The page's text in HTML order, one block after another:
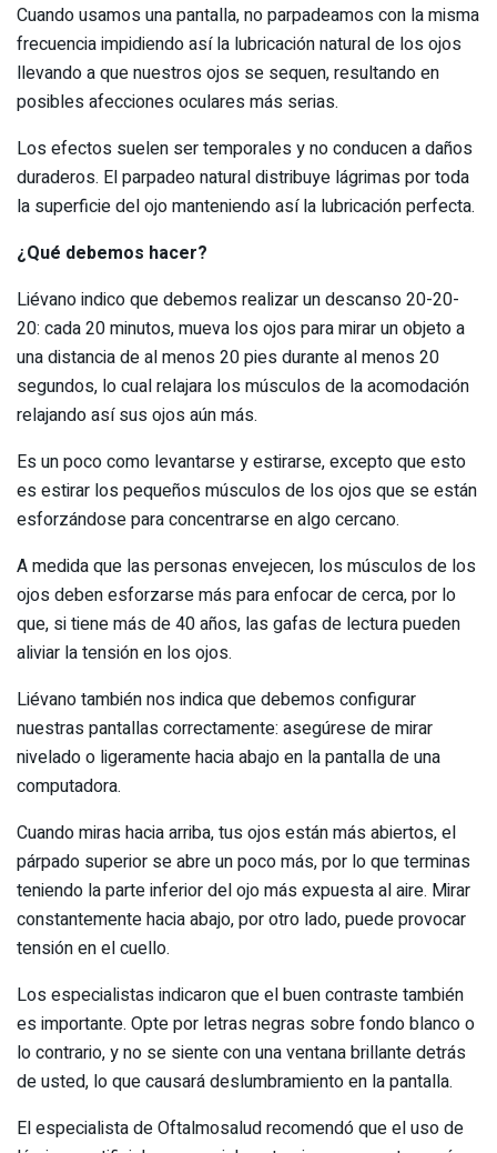
Cuando usamos una pantalla, no parpadeamos con la misma
frecuencia impidiendo así la lubricación natural de los ojos
llevando a que nuestros ojos se sequen, resultando en
posibles afecciones oculares más serias.
Los efectos suelen ser temporales y no conducen a daños
duraderos. El parpadeo natural distribuye lágrimas por toda
la superficie del ojo manteniendo así la lubricación perfecta.
¿Qué debemos hacer?
Liévano indico que debemos realizar un descanso 20-20-
20: cada 20 minutos, mueva los ojos para mirar un objeto a
una distancia de al menos 20 pies durante al menos 20
segundos, lo cual relajara los músculos de la acomodación
relajando así sus ojos aún más.
Es un poco como levantarse y estirarse, excepto que esto
es estirar los pequeños músculos de los ojos que se están
esforzándose para concentrarse en algo cercano.
A medida que las personas envejecen, los músculos de los
ojos deben esforzarse más para enfocar de cerca, por lo
que, si tiene más de 40 años, las gafas de lectura pueden
aliviar la tensión en los ojos.
Liévano también nos indica que debemos configurar
nuestras pantallas correctamente: asegúrese de mirar
nivelado o ligeramente hacia abajo en la pantalla de una
computadora.
Cuando miras hacia arriba, tus ojos están más abiertos, el
párpado superior se abre un poco más, por lo que terminas
teniendo la parte inferior del ojo más expuesta al aire. Mirar
constantemente hacia abajo, por otro lado, puede provocar
tensión en el cuello.
Los especialistas indicaron que el buen contraste también
es importante. Opte por letras negras sobre fondo blanco o
lo contrario, y no se siente con una ventana brillante detrás
de usted, lo que causará deslumbramiento en la pantalla.
El especialista de Oftalmosalud recomendó que el uso de